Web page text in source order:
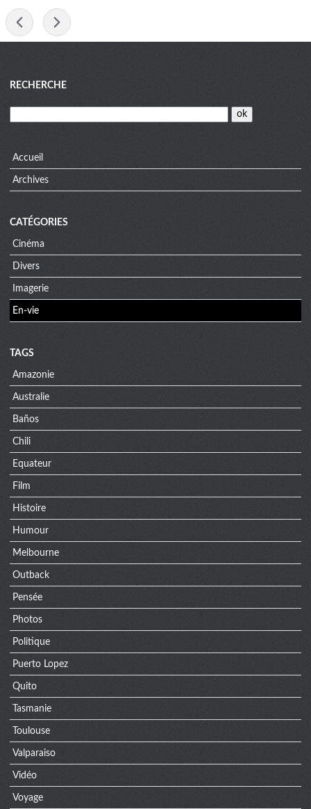
Blog
menu
RECHERCHE
Accueil
Archives
CATÉGORIES
Cinéma
Divers
Imagerie
En-vie
TAGS
Amazonie
Australie
Baños
Chili
Equateur
Film
Histoire
Humour
Melbourne
Outback
Pensée
Photos
Politique
Puerto Lopez
Quito
Tasmanie
Toulouse
Valparaiso
Vidéo
Voyage